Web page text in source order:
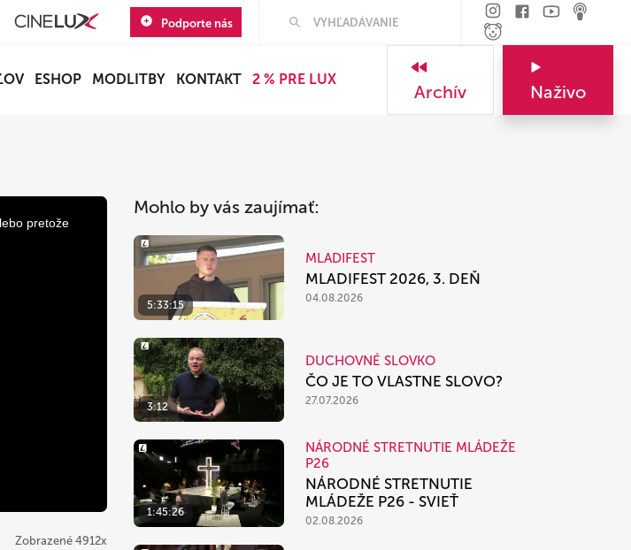
Podporte nás
ESHOP MODLITBY KONTAKT 2 % PRE LUX
Archív Naživo
pretože
Zobrazené 4912x
Mohlo by vás zaujímať:
5:33:15
MLADIFEST
MLADIFEST 2026, 3. DEŇ
04.08.2026
3:12
DUCHOVNÉ SLOVKO
ČO JE TO VLASTNE SLOVO?
27.07.2026
1:45:26
NÁRODNÉ STRETNUTIE MLÁDEŽE
P26
NÁRODNÉ STRETNUTIE
MLÁDEŽE P26 - SVIEŤ
02.08.2026